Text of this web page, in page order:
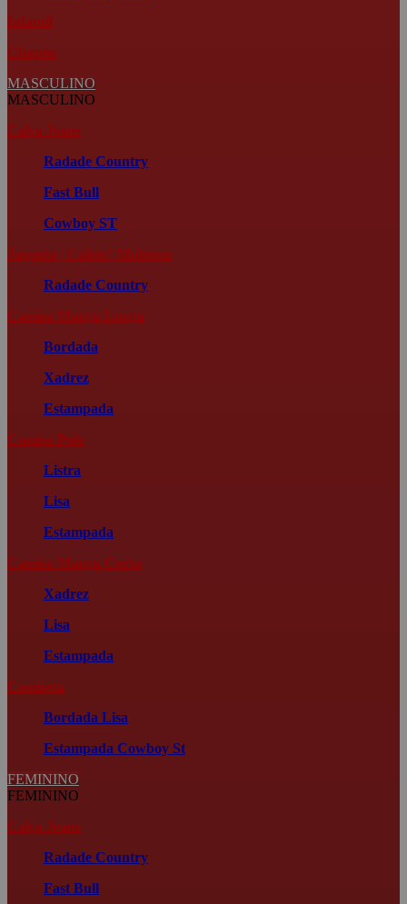
Infantil
Chapéu
MASCULINO
MASCULINO
Calça Jeans
Radade Country
Fast Bull
Cowboy ST
Jaqueta | Colete | Moletom
Radade Country
Camisa Manga Longa
Bordada
Xadrez
Estampada
Camisa Polo
Listra
Lisa
Estampada
Camisa Manga Curta
Xadrez
Lisa
Estampada
Camiseta
Bordada Lisa
Estampada Cowboy St
FEMININO
FEMININO
Calça Jeans
Radade Country
Fast Bull